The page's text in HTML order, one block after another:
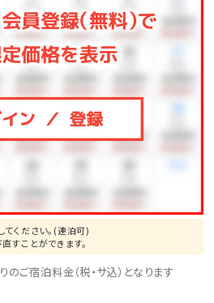
などが遊び放題♪大人も子供も
レッシュ！
。家族・友人と森の中を駆け抜
るプログラムをご用意しており
新の営業詳細については、ホテ
確認ください。
ください。(連泊可)
すことができます。
ご宿泊料金（税・サ込）となります